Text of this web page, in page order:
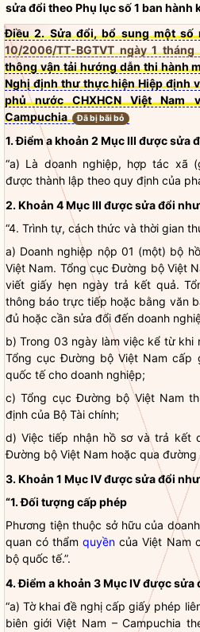
sửa đổi theo Phụ lục số 1 ban hành
Điều 2. Sửa đổi, bổ sung một
10/2006/TT-BGTVT ngày 1
thông vận tải hướng dẫn thi hành
Nghị định thư thực hiện Hiệp định
phủ nước CHXHCN Việt Nam
Campuchia
Đã bị bãi bỏ
1. Điểm a khoản 2 Mục III được sửa
“a) Là doanh nghiệp, hợp tác xã
được thành lập theo quy định của
2. Khoản 4 Mục III được sửa đổi
“4. Trình tự, cách thức và thời gian
a) Doanh nghiệp nộp 01 (một) bộ
Việt Nam. Tổng cục Đường bộ Việt
viết giấy hẹn ngày trả kết quả.
thông báo trực tiếp hoặc bằng văn
đủ hoặc cần sửa đổi đến doanh
b) Trong 03 ngày làm việc kể từ khi
Tổng cục Đường bộ Việt Nam cấp
quốc tế cho doanh nghiệp;
c) Tổng cục Đường bộ Việt Nam
định của Bộ Tài chính;
d) Việc tiếp nhận hồ sơ và trả kết
Đường bộ Việt Nam hoặc qua đường
3. Khoản 1 Mục IV được sửa đổi
“1. Đối tượng cấp phép
Phương tiện thuộc sở hữu của
quan có thẩmquyền của Việt Nam
bộ quốc tế.”.
4. Điểm a khoản 3 Mục IV được sửa
“a) Tờ khai đề nghị cấp giấy phép
biên giới Việt Nam – Campuchia